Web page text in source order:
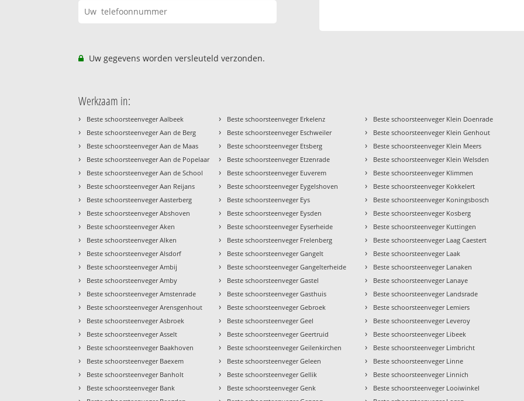
Uw gegevens worden versleuteld verzonden.
Werkzaam in:
› Beste schoorsteenveger Aalbeek
› Beste schoorsteenveger Aan de Berg
› Beste schoorsteenveger Aan de Maas
› Beste schoorsteenveger Aan de Popelaar
› Beste schoorsteenveger Aan de School
› Beste schoorsteenveger Aan Reijans
› Beste schoorsteenveger Aasterberg
› Beste schoorsteenveger Abshoven
› Beste schoorsteenveger Aken
› Beste schoorsteenveger Alken
› Beste schoorsteenveger Alsdorf
› Beste schoorsteenveger Ambij
› Beste schoorsteenveger Amby
› Beste schoorsteenveger Amstenrade
› Beste schoorsteenveger Arensgenhout
› Beste schoorsteenveger Asbroek
› Beste schoorsteenveger Asselt
› Beste schoorsteenveger Baakhoven
› Beste schoorsteenveger Baexem
› Beste schoorsteenveger Banholt
› Beste schoorsteenveger Bank
› Beste schoorsteenveger Erkelenz
› Beste schoorsteenveger Eschweiler
› Beste schoorsteenveger Etsberg
› Beste schoorsteenveger Etzenrade
› Beste schoorsteenveger Euverem
› Beste schoorsteenveger Eygelshoven
› Beste schoorsteenveger Eys
› Beste schoorsteenveger Eysden
› Beste schoorsteenveger Eyserheide
› Beste schoorsteenveger Frelenberg
› Beste schoorsteenveger Gangelt
› Beste schoorsteenveger Gangelterheide
› Beste schoorsteenveger Gastel
› Beste schoorsteenveger Gasthuis
› Beste schoorsteenveger Gebroek
› Beste schoorsteenveger Geel
› Beste schoorsteenveger Geertruid
› Beste schoorsteenveger Geilenkirchen
› Beste schoorsteenveger Geleen
› Beste schoorsteenveger Gellik
› Beste schoorsteenveger Genk
› Beste schoorsteenveger Klein Doenrade
› Beste schoorsteenveger Klein Genhout
› Beste schoorsteenveger Klein Meers
› Beste schoorsteenveger Klein Welsden
› Beste schoorsteenveger Klimmen
› Beste schoorsteenveger Kokkelert
› Beste schoorsteenveger Koningsbosch
› Beste schoorsteenveger Kosberg
› Beste schoorsteenveger Kuttingen
› Beste schoorsteenveger Laag Caestert
› Beste schoorsteenveger Laak
› Beste schoorsteenveger Lanaken
› Beste schoorsteenveger Lanaye
› Beste schoorsteenveger Landsrade
› Beste schoorsteenveger Lemiers
› Beste schoorsteenveger Leveroy
› Beste schoorsteenveger Libeek
› Beste schoorsteenveger Limbricht
› Beste schoorsteenveger Linne
› Beste schoorsteenveger Linnich
› Beste schoorsteenveger Looiwinkel